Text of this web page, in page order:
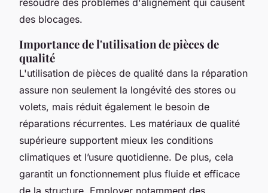
résoudre des problèmes d'alignement qui causent
des blocages.
Importance de l'utilisation de pièces de
qualité
L'utilisation de pièces de qualité dans la réparation
assure non seulement la longévité des stores ou
volets, mais réduit également le besoin de
réparations récurrentes. Les matériaux de qualité
supérieure supportent mieux les conditions
climatiques et l’usure quotidienne. De plus, cela
garantit un fonctionnement plus fluide et efficace